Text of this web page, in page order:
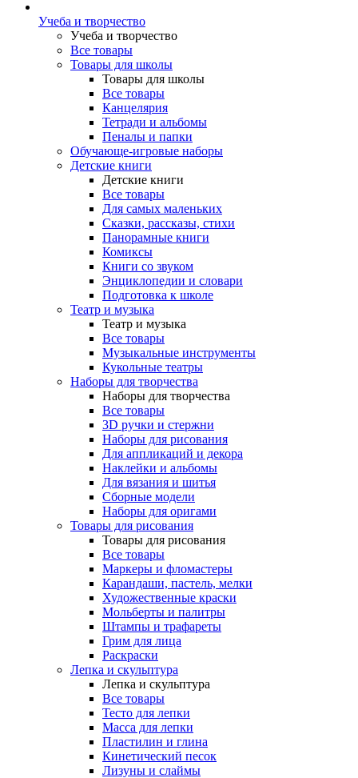
Учеба и творчество
Учеба и творчество
Все товары
Товары для школы
Товары для школы
Все товары
Канцелярия
Тетради и альбомы
Пеналы и папки
Обучающе-игровые наборы
Детские книги
Детские книги
Все товары
Для самых маленьких
Сказки, рассказы, стихи
Панорамные книги
Комиксы
Книги со звуком
Энциклопедии и словари
Подготовка к школе
Театр и музыка
Театр и музыка
Все товары
Музыкальные инструменты
Кукольные театры
Наборы для творчества
Наборы для творчества
Все товары
3D ручки и стержни
Наборы для рисования
Для аппликаций и декора
Наклейки и альбомы
Для вязания и шитья
Сборные модели
Наборы для оригами
Товары для рисования
Товары для рисования
Все товары
Маркеры и фломастеры
Карандаши, пастель, мелки
Художественные краски
Мольберты и палитры
Штампы и трафареты
Грим для лица
Раскраски
Лепка и скульптура
Лепка и скульптура
Все товары
Тесто для лепки
Масса для лепки
Пластилин и глина
Кинетический песок
Лизуны и слаймы